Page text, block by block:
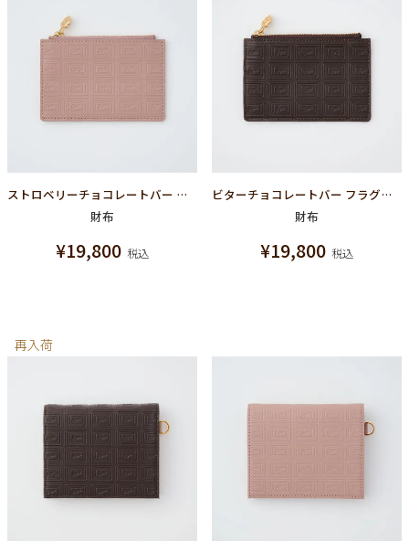
ストロベリーチョコレートバー フラグメントケース（財布）
財布
¥19,800 税込
ビターチョコレートバー フラグメントケース（財布）
財布
¥19,800 税込
再入荷